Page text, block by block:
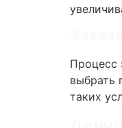
Процесс
выбрать
таких